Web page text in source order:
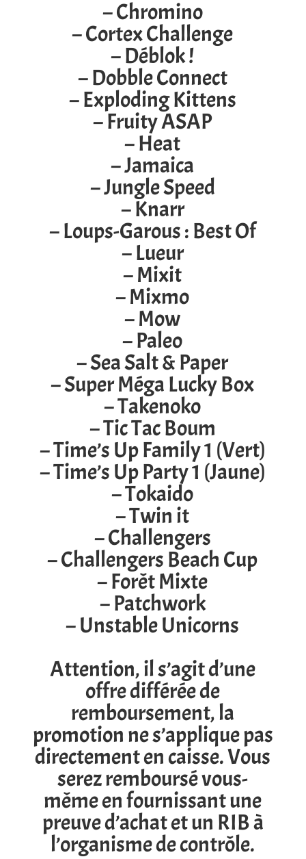
– Chromino
– Cortex Challenge
– Déblok !
– Dobble Connect
– Exploding Kittens
– Fruity ASAP
– Heat
– Jamaica
– Jungle Speed
– Knarr
– Loups-Garous : Best Of
– Lueur
– Mixit
– Mixmo
– Mow
– Paleo
– Sea Salt & Paper
– Super Méga Lucky Box
– Takenoko
– Tic Tac Boum
– Time’s Up Family 1 (Vert)
– Time’s Up Party 1 (Jaune)
– Tokaido
– Twin it
– Challengers
– Challengers Beach Cup
– Forêt Mixte
– Patchwork
– Unstable Unicorns
Attention, il s’agit d’une
offre différée de
remboursement, la
promotion ne s’applique pas
directement en caisse. Vous
serez remboursé vous-
même en fournissant une
preuve d’achat et un RIB à
l’organisme de contrôle.